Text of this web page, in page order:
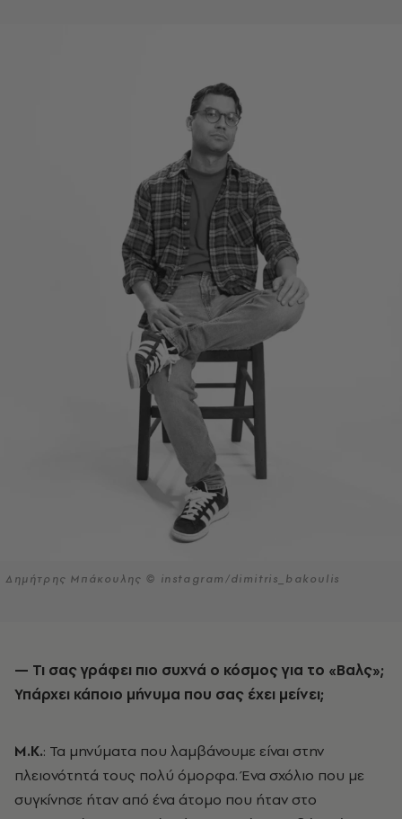
Δημήτρης Μπάκουλης © instagram/dimitris_bakoulis
— Τι σας γράφει πιο συχνά ο κόσμος για το «Βαλς»;
Υπάρχει κάποιο μήνυμα που σας έχει μείνει;
Μ.Κ.: Τα μηνύματα που λαμβάνουμε είναι στην
πλειονότητά τους πολύ όμορφα. Ένα σχόλιο που με
συγκίνησε ήταν από ένα άτομο που ήταν στο